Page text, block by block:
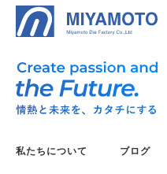
私たちについて ブログ